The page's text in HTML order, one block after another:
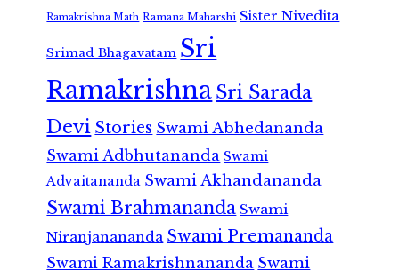
Ramakrishna Math Ramana Maharshi Sister Nivedita
Srimad Bhagavatam Sri
RamakrishnaSri Sarada
Devi Stories Swami Abhedananda
Swami Adbhutananda Swami
Advaitananda Swami Akhandananda
Swami Brahmananda Swami
Niranjanananda Swami Premananda
Swami Ramakrishnananda Swami